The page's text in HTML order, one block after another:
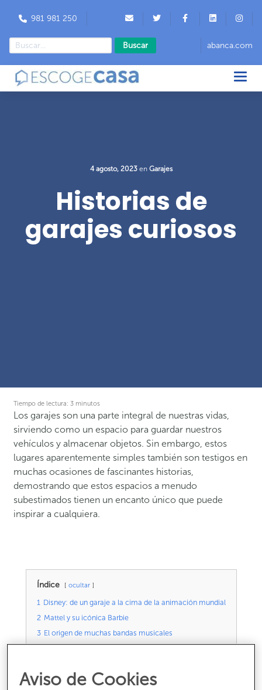
981 981 250
Buscar abanca.com
4 agosto, 2023 en Garajes
Historias de
garajes curiosos
Tiempo de lectura: 3 minutos
Los garajes son una parte integral de nuestras vidas,
sirviendo como un espacio para guardar nuestros
vehículos y almacenar objetos. Sin embargo, estos
lugares aparentemente simples también son testigos en
muchas ocasiones de fascinantes historias,
demostrando que estos espacios a menudo
subestimados tienen un encanto único que puede
inspirar a cualquiera.
Índice ocultar
1 Disney: de un garaje a la cima de la animación mundial
2 Mattel y su icónica Barbie
3 El origen de muchas bandas musicales
Aviso de Cookies